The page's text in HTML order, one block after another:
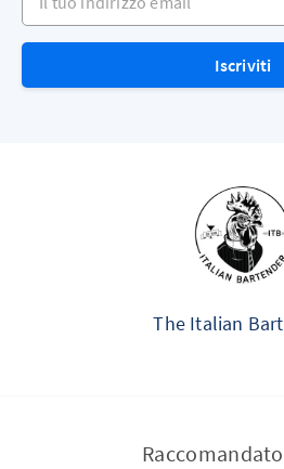
Iscriviti
The Italian